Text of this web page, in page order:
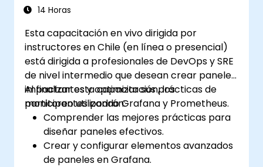
14 Horas
Esta capacitación en vivo dirigida por
instructores en Chile (en línea o presencial)
está dirigida a profesionales de DevOps y SRE
de nivel intermedio que desean crear paneles
impactantes y optimizar sus prácticas de
monitoreo utilizando Grafana y Prometheus.
Al finalizar esta capacitación, los
participantes podrán:
Comprender las mejores prácticas para
diseñar paneles efectivos.
Crear y configurar elementos avanzados
de paneles en Grafana.